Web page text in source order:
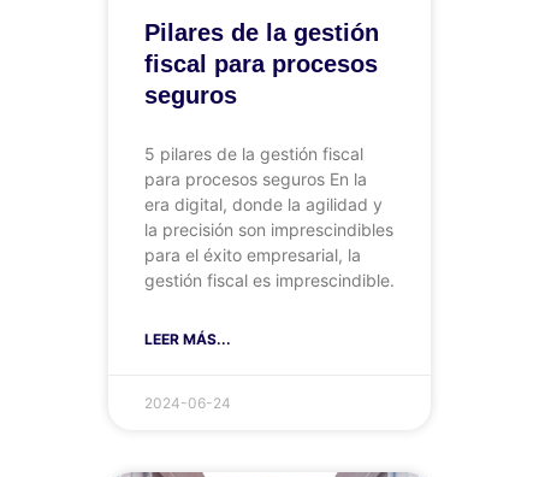
Pilares de la gestión
fiscal para procesos
seguros
5 pilares de la gestión fiscal
para procesos seguros En la
era digital, donde la agilidad y
la precisión son imprescindibles
para el éxito empresarial, la
gestión fiscal es imprescindible.
LEER MÁS...
2024-06-24